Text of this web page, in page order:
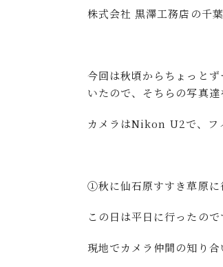
株式会社 黒澤工務店の千葉
今回は秋頃からちょっと
いたので、そちらの写真
カメラはNikon U2で、フ
①秋に仙石原すすき草原に
この日は平日に行ったの
現地でカメラ仲間の知り